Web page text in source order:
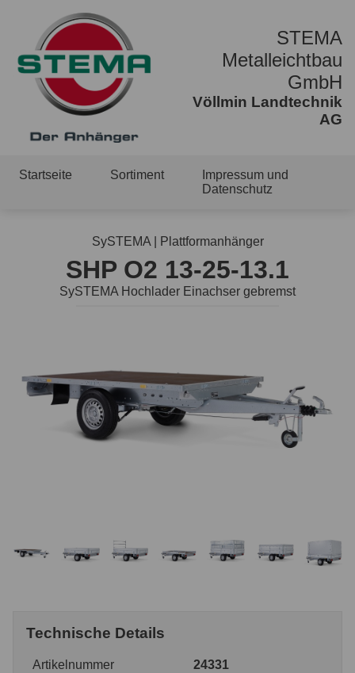
STEMA
Metalleichtbau
GmbH
Völlmin Landtechnik
AG
Startseite Sortiment
Impressum und
Datenschutz
SySTEMA | Plattformanhänger
SHP O2 13-25-13.1
SySTEMA Hochlader Einachser gebremst
Technische Details
Artikelnummer
24331